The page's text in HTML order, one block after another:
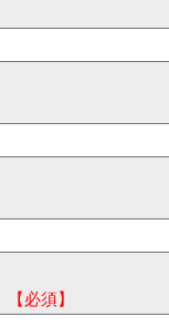
【必須】